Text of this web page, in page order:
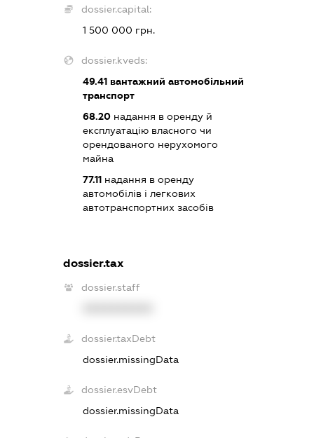
dossier.capital:
1 500 000 грн.
dossier.kveds:
49.41 вантажний автомобільний
транспорт
68.20 надання в оренду й
експлуатацію власного чи
орендованого нерухомого
майна
77.11 надання в оренду
автомобілів і легкових
автотранспортних засобів
dossier.tax
dossier.staff
dossier.taxDebt
dossier.missingData
dossier.esvDebt
dossier.missingData